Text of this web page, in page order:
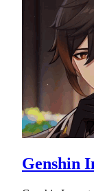
Genshin